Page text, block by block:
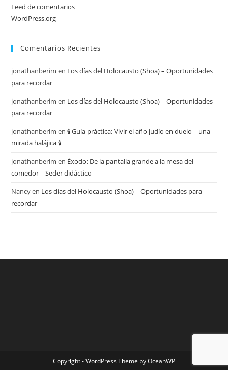
Feed de comentarios
WordPress.org
Comentarios Recientes
jonathanberim en Los días del Holocausto (Shoa) – Oportunidades
para recordar
jonathanberim en Los días del Holocausto (Shoa) – Oportunidades
para recordar
jonathanberim en🕯️ Guía práctica: Vivir el año judío en duelo – una
mirada halájica 🕯️
jonathanberim en Éxodo: De la pantalla grande a la mesa del
comedor – Seder didáctico
Nancyen Los días del Holocausto (Shoa) – Oportunidades para
recordar
Copyright - WordPress Theme by OceanWP